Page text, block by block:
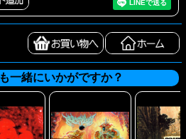
一緒にいかがですか？